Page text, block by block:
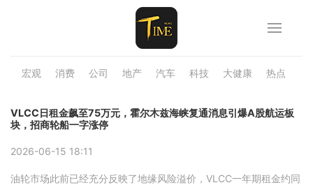
宏观 消费 公司 地产 汽车 科技 大健康 热点
VLCC日租金飙至75万元，霍尔木兹海峡复通消息引爆A股航运板
块，招商轮船一字涨停
2026-06-15 18:11
油轮市场此前已经充分反映了地缘风险溢价，VLCC一年期租金约同